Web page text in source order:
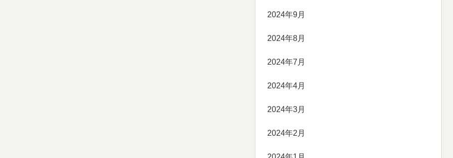
2024年9月
2024年8月
2024年7月
2024年4月
2024年3月
2024年2月